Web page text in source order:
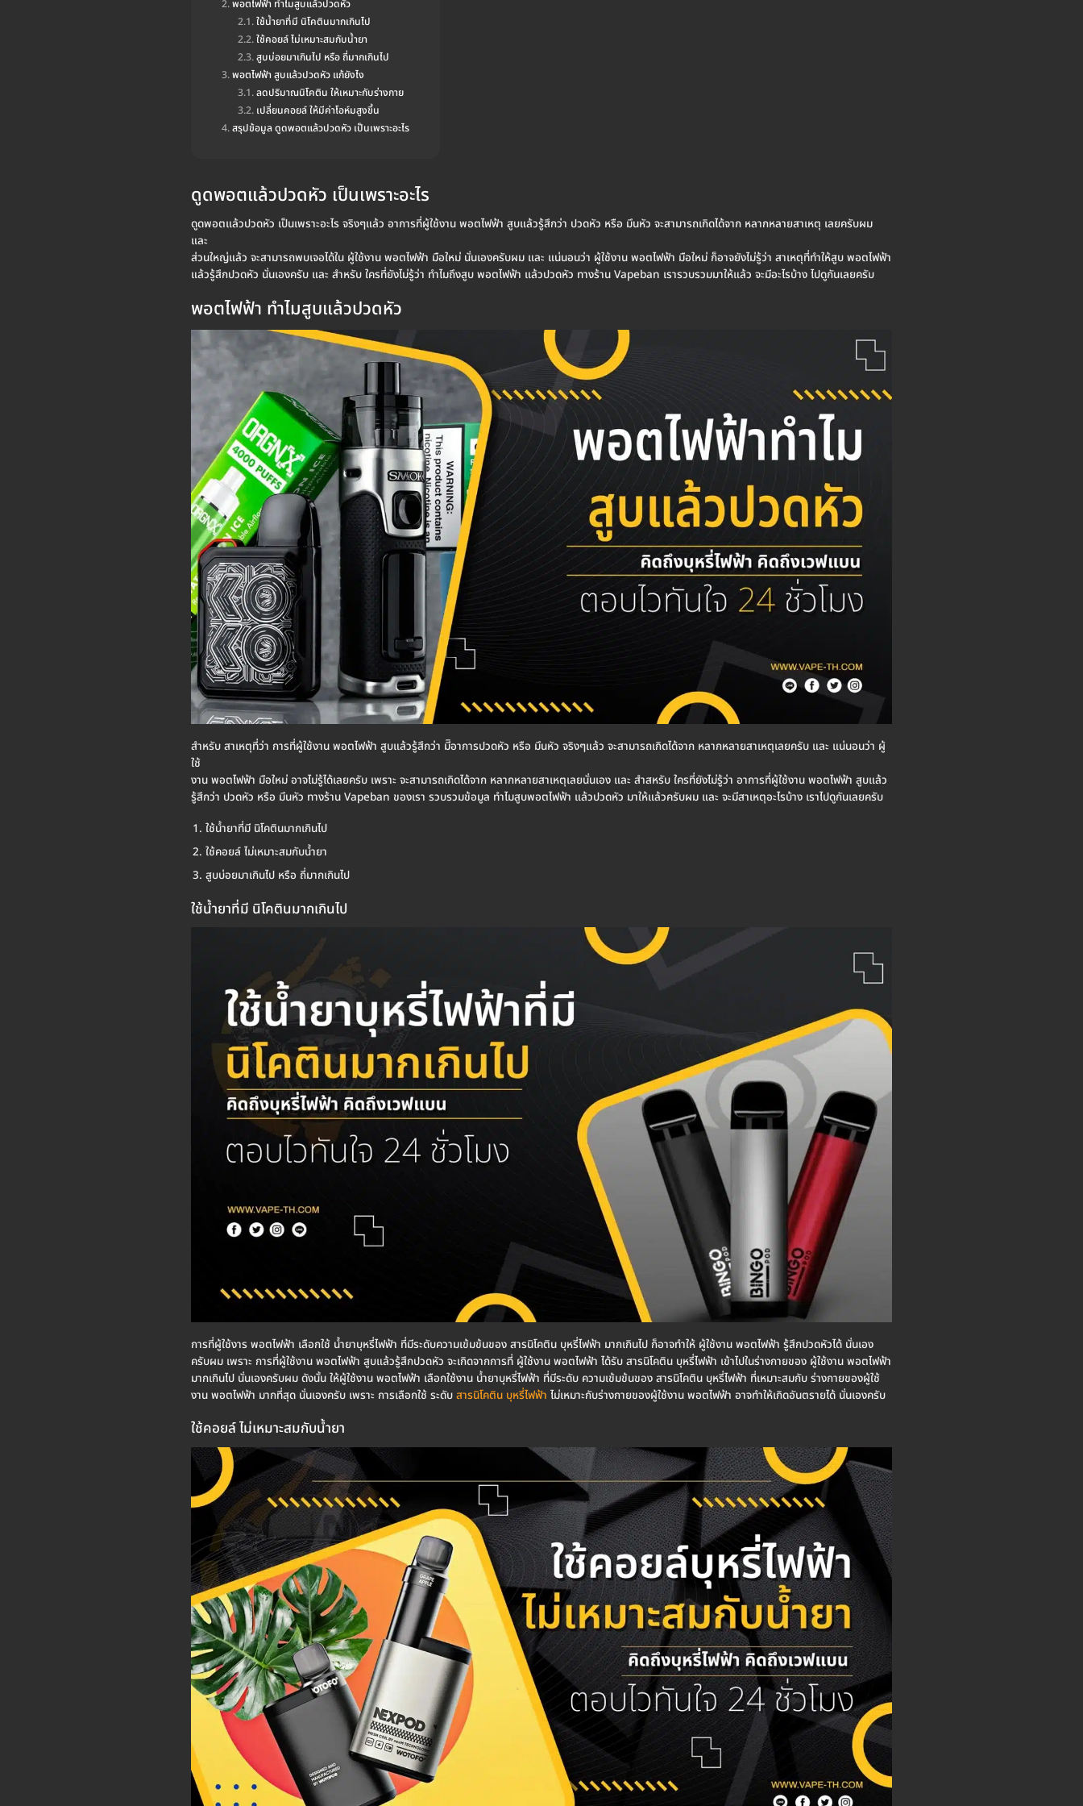
พอตไฟฟ้า ทำไมสูบแล้วปวดหัว
ใช้น้ำยาที่มี นิโคตินมากเกินไป
ใช้คอยล์ ไม่เหมาะสมกับน้ำยา
สูบบ่อยมาเกินไป หรือ ถี่มากเกินไป
พอตไฟฟ้า สูบแล้วปวดหัว แก้ยังไง
ลดปริมาณนิโคติน ให้เหมาะกับร่างกาย
เปลี่ยนคอยล์ ให้มีค่าโอห์มสูงขึ้น
สรุปข้อมูล ดูดพอตแล้วปวดหัว เป็นเพราะอะไร
ดูดพอตแล้วปวดหัว เป็นเพราะอะไร
ดูดพอตแล้วปวดหัว เป็นเพราะอะไร จริงๆแล้ว อาการที่ผู้ใช้งาน พอตไฟฟ้า สูบแล้วรู้สึกว่า ปวดหัว หรือ มึนหัว จะสามารถเกิดได้จาก หลากหลายสาเหตุ เลยครับผม
และ
ส่วนใหญ่แล้ว จะสามารถพบเจอได้ใน ผู้ใช้งาน พอตไฟฟ้า มือใหม่ นั่นเองครับผม และ แน่นอนว่า ผู้ใช้งาน พอตไฟฟ้า มือใหม่ ก็อาจยังไม่รู้ว่า สาเหตุที่ทำให้สูบ พอตไฟฟ้า
แล้วรู้สึกปวดหัว นั่นเองครับ และ สำหรับ ใครที่ยังไม่รู้ว่า ทำไมถึงสูบ พอตไฟฟ้า แล้วปวดหัว ทางร้าน Vapeban เรารวบรวมมาให้แล้ว จะมีอะไรบ้าง ไปดูกันเลยครับ
พอตไฟฟ้า ทำไมสูบแล้วปวดหัว
สำหรับ สาเหตุที่ว่า การที่ผู้ใช้งาน พอตไฟฟ้า สูบแล้วรู้สึกว่า มีิอาการปวดหัว หรือ มึนหัว จริงๆแล้ว จะสามารถเกิดได้จาก หลากหลายสาเหตุเลยครับ และ แน่นอนว่า ผู้
ใช้
งาน พอตไฟฟ้า มือใหม่ อาจไม่รู้ได้เลยครับ เพราะ จะสามารถเกิดได้จาก หลากหลายสาเหตุเลยนั่นเอง และ สำสหรับ ใครที่ยังไม่รู้ว่า อาการที่ผู้ใช้งาน พอตไฟฟ้า สูบแล้ว
รู้สึกว่า ปวดหัว หรือ มึนหัว ทางร้าน Vapeban ของเรา รวบรวมข้อมูล ทำไมสูบพอตไฟฟ้า แล้วปวดหัว มาให้แล้วครับผม และ จะมีสาเหตุอะไรบ้าง เราไปดูกันเลยครับ
ใช้น้ำยาที่มี นิโคตินมากเกินไป
ใช้คอยล์ ไม่เหมาะสมกับน้ำยา
สูบบ่อยมาเกินไป หรือ ถี่มากเกินไป
ใช้น้ำยาที่มี นิโคตินมากเกินไป
การที่ผู้ใช้งาร พอตไฟฟ้า เลือกใช้ น้ำยาบุหรี่ไฟฟ้า ที่มีระดับความเข้มข้นของ สารนิโคติน บุหรี่ไฟฟ้า มากเกินไป ก็อาจทำให้ ผู้ใช้งาน พอตไฟฟ้า รู้สึกปวดหัวได้ นั่นเอง
ครับผม เพราะ การที่ผู้ใช้งาน พอตไฟฟ้า สูบแล้วรู้สึกปวดหัว จะเกิดจากการที่ ผู้ใช้งาน พอตไฟฟ้า ได้รับ สารนิโคติน บุหรี่ไฟฟ้า เข้าไปในร่างกายของ ผู้ใช้งาน พอตไฟฟ้า
มากเกินไป นั่นเองครับผม ดังนั้น ให้ผู้ใช้งาน พอตไฟฟ้า เลือกใช้งาน น้ำยาบุหรี่ไฟฟ้า ที่มีระดับ ความเข้มข้นของ สารนิโคติน บุหรี่ไฟฟ้า ที่เหมาะสมกับ ร่างกายของผู้ใช้
งาน พอตไฟฟ้า มากที่สุด นั่นเองครับ เพราะ การเลือกใช้ ระดับ สารนิโคติน บุหรี่ไฟฟ้า ไม่เหมาะกับร่างกายของผู้ใช้งาน พอตไฟฟ้า อาจทำให้เกิดอันตรายได้ นั่นเองครับ
ใช้คอยล์ ไม่เหมาะสมกับน้ำยา